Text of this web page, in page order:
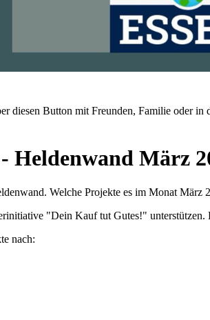
diesen Button mit Freunden, Familie oder in
März
Welche Projekte es im Monat März
"Dein Kauf tut Gutes!"
nach: